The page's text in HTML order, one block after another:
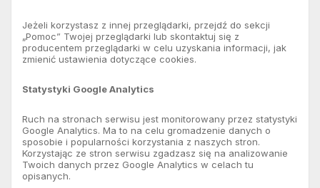
Jeżeli korzystasz z innej przeglądarki, przejdź do sekcji
„Pomoc” Twojej przeglądarki lub skontaktuj się z
producentem przeglądarki w celu uzyskania informacji, jak
zmienić ustawienia dotyczące cookies.
Statystyki Google Analytics
Ruch na stronach serwisu jest monitorowany przez statystyki
Google Analytics. Ma to na celu gromadzenie danych o
sposobie i popularności korzystania z naszych stron.
Korzystając ze stron serwisu zgadzasz się na analizowanie
Twoich danych przez Google Analytics w celach tu
opisanych.